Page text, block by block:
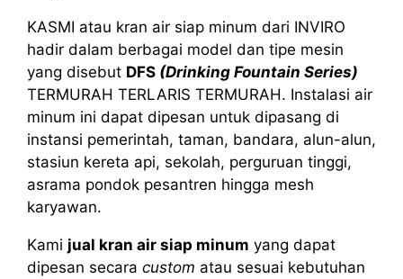
KASMI atau kran air siap minum dari INVIRO
hadir dalam berbagai model dan tipe mesin
yang disebut DFS (Drinking Fountain Series)
TERMURAH TERLARIS TERMURAH. Instalasi air
minum ini dapat dipesan untuk dipasang di
instansi pemerintah, taman, bandara, alun-alun,
stasiun kereta api, sekolah, perguruan tinggi,
asrama pondok pesantren hingga mesh
karyawan.
Kami jual kran air siap minum yang dapat
dipesan secara custom atau sesuai kebutuhan